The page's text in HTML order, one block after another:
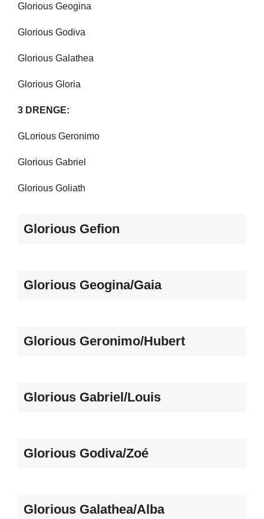
Glorious Geogina
Glorious Godiva
Glorious Galathea
Glorious Gloria
3 DRENGE:
GLorious Geronimo
Glorious Gabriel
Glorious Goliath
Glorious Gefion
Glorious Geogina/Gaia
Glorious Geronimo/Hubert
Glorious Gabriel/Louis
Glorious Godiva/Zoé
Glorious Galathea/Alba